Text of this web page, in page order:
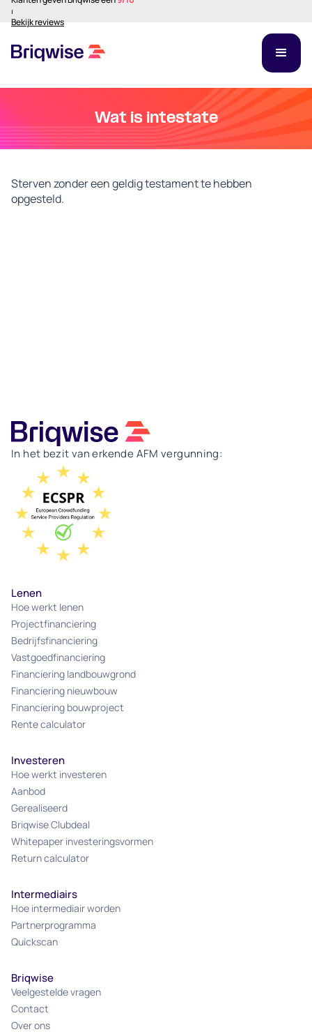
⏐
Bekijk reviews
Wat is intestate
Sterven zonder een geldig testament te hebben
opgesteld.
In het bezit van erkende AFM vergunning:
Lenen
Hoe werkt lenen
Projectfinanciering
Bedrijfsfinanciering
Vastgoedfinanciering
Financiering landbouwgrond
Financiering nieuwbouw
Financiering bouwproject
Rente calculator
Investeren
Hoe werkt investeren
Aanbod
Gerealiseerd
Briqwise Clubdeal
Whitepaper investeringsvormen
Return calculator
Intermediairs
Hoe intermediair worden
Partnerprogramma
Quickscan
Briqwise
Veelgestelde vragen
Contact
Over ons